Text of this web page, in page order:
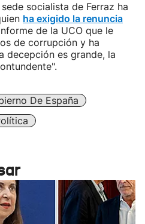
socialista de Ferraz ha
ha exigido la renuncia
de la UCO que le
de corrupción y ha
decepción es grande, la
De España